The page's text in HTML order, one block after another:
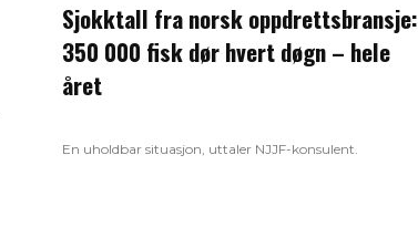
Sjokktall fra norsk oppdrettsbransje:
350 000 fisk dør hvert døgn – hele
året
En uholdbar situasjon, uttaler NJJF-konsulent.